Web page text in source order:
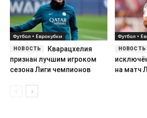
Футбол • Еврокубки
Кварацхелия
признан лучшим игроком
сезона Лиги чемпионов
Футбол •
на матч